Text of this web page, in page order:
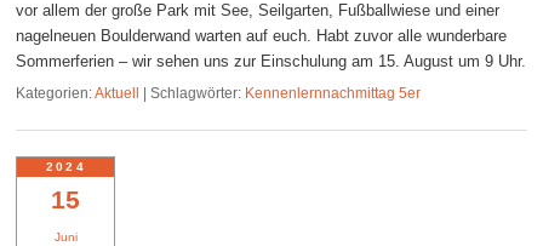
vor allem der große Park mit See, Seilgarten, Fußballwiese und einer
nagelneuen Boulderwand warten auf euch. Habt zuvor alle wunderbare
Sommerferien – wir sehen uns zur Einschulung am 15. August um 9 Uhr.
Kategorien:Aktuell |Schlagwörter: Kennenlernnachmittag 5er
15
Juni
2024